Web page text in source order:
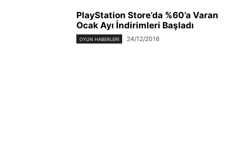
PlayStation Store’da %60’a Varan
Ocak Ayı İndirimleri Başladı
OYUN HABERLERI 24/12/2016